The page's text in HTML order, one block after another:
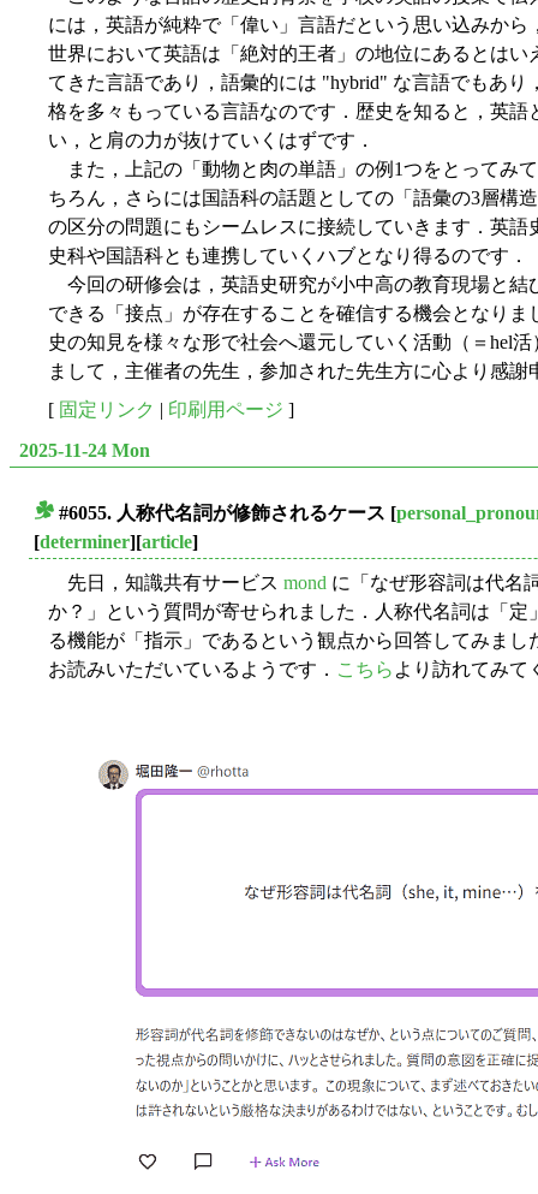
には，英語が純粋で「偉い」言語だという思い込みか
世界において英語は「絶対的王者」の地位にあるとは
てきた言語であり，語彙的には "hybrid" な言語でもあ
格を多々もっている言語なのです．歴史を知ると，英
い，と肩の力が抜けていくはずです．
また，上記の「動物と肉の単語」の例1つをとってみ
ちろん，さらには国語科の話題としての「語彙の3層構
の区分の問題にもシームレスに接続していきます．英
史科や国語科とも連携していくハブとなり得るのです．
今回の研修会は，英語史研究が小中高の教育現場と結
できる「接点」が存在することを確信する機会となり
史の知見を様々な形で社会へ還元していく活動（＝hel
まして，主催者の先生，参加された先生方に心より感謝
[ 固定リンク | 印刷用ページ ]
2025-11-24 Mon
#6055. 人称代名詞が修飾されるケース [
[determiner][article]
先日，知識共有サービス mond に「なぜ形容詞は代名
か？」という質問が寄せられました．人称代名詞は「定
る機能が「指示」であるという観点から回答してみま
お読みいただいているようです． こちら より訪れてみて